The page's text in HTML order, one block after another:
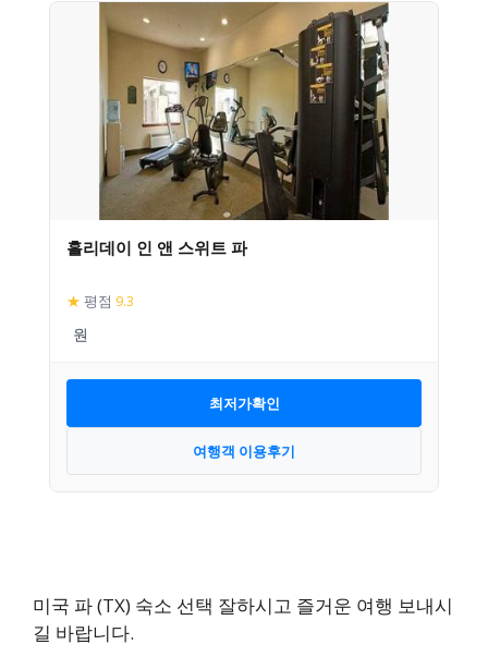
홀리데이 인 앤 스위트 파
★ 평점 9.3
최저가확인
여행객 이용후기
미국 파 (TX) 숙소 선택 잘하시고 즐거운 여행 보내시
길 바랍니다.